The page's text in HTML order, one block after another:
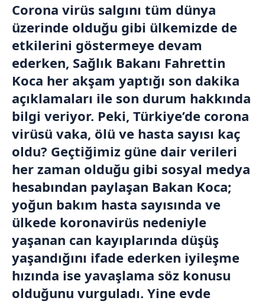
Corona virüs salgını tüm dünya
üzerinde olduğu gibi ülkemizde de
etkilerini göstermeye devam
ederken, Sağlık Bakanı Fahrettin
Koca her akşam yaptığı son dakika
açıklamaları ile son durum hakkında
bilgi veriyor. Peki, Türkiye’de corona
virüsü vaka, ölü ve hasta sayısı kaç
oldu? Geçtiğimiz güne dair verileri
her zaman olduğu gibi sosyal medya
hesabından paylaşan Bakan Koca;
yoğun bakım hasta sayısında ve
ülkede koronavirüs nedeniyle
yaşanan can kayıplarında düşüş
yaşandığını ifade ederken iyileşme
hızında ise yavaşlama söz konusu
olduğunu vurguladı. Yine evde